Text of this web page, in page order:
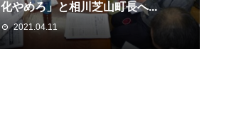
化やめろ」と相川芝山町長へ...
2021.04.11